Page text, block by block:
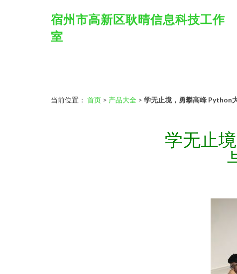
宿州市高新区耿晴信息科技工作
室
当前位置： 首页 > 产品大全 > 学无止境，勇攀高峰 Python
学无止